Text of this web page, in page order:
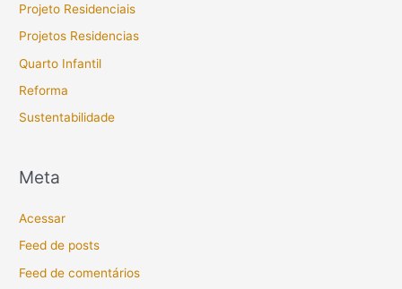
Projeto Residenciais
Projetos Residencias
Quarto Infantil
Reforma
Sustentabilidade
Meta
Acessar
Feed de posts
Feed de comentários